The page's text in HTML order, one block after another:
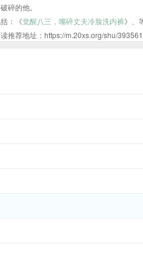
碎的他。
：《觉醒八三，嘴碎丈夫冷脸洗内裤》、
推荐地址：https://m.20xs.org/shu/